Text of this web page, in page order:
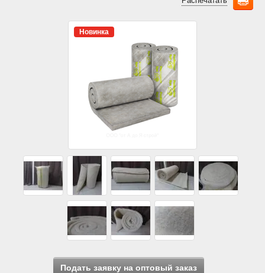
Новинка
Подать заявку на оптовый заказ